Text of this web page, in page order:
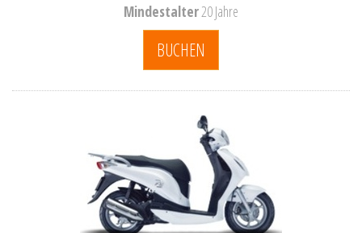
Mindestalter20 Jahre
BUCHEN